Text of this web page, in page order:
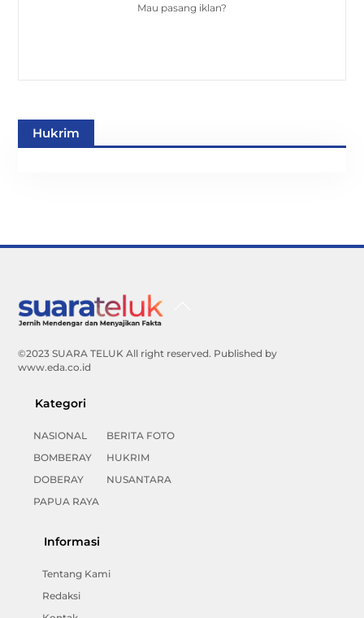
Mau pasang iklan?
Hukrim
©2023 SUARA TELUK All right reserved. Published by
www.eda.co.id
Kategori
NASIONAL
BOMBERAY
DOBERAY
PAPUA RAYA
BERITA FOTO
HUKRIM
NUSANTARA
Informasi
Tentang Kami
Redaksi